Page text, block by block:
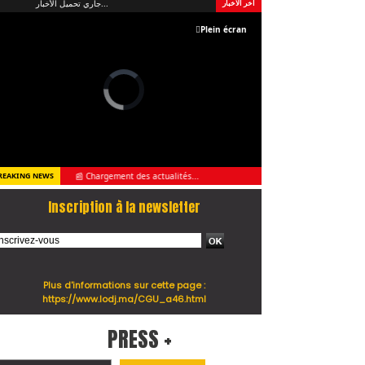
آخر الأخبار
Plein écran
NEWS 📰 Chargement des actualités...
Inscription à la newsletter
Plus d'informations sur cette page :
https://www.lodj.ma/CGU_a46.html
PRESS +